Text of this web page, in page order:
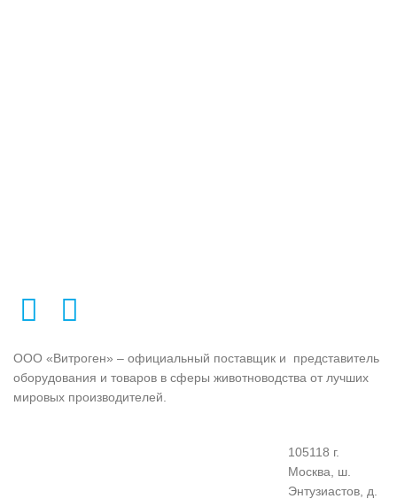
ООО «Витроген» – официальный поставщик и представитель
оборудования и товаров в сферы животноводства от лучших
мировых производителей.
105118 г.
Москва, ш.
Энтузиастов, д.